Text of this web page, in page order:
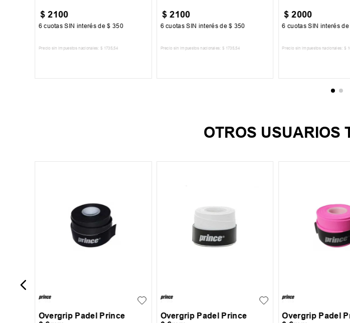
$ 2100
6 cuotas SIN interés de$ 350
Precio sin impuestos nacionales: $ 1735,54
$ 2100
6 cuotas SIN interés de$ 350
Precio sin impuestos nacionales: $ 1735,54
$ 2000
6 cuotas SIN interés
Precio sin impuestos nacionales: $
OTROS USUARIOS
Overgrip Padel Prince
Overgrip Padel Prince
Overgrip Padel